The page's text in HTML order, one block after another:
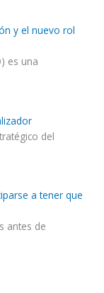
y el nuevo rol
es una
del
a tener que
antes de